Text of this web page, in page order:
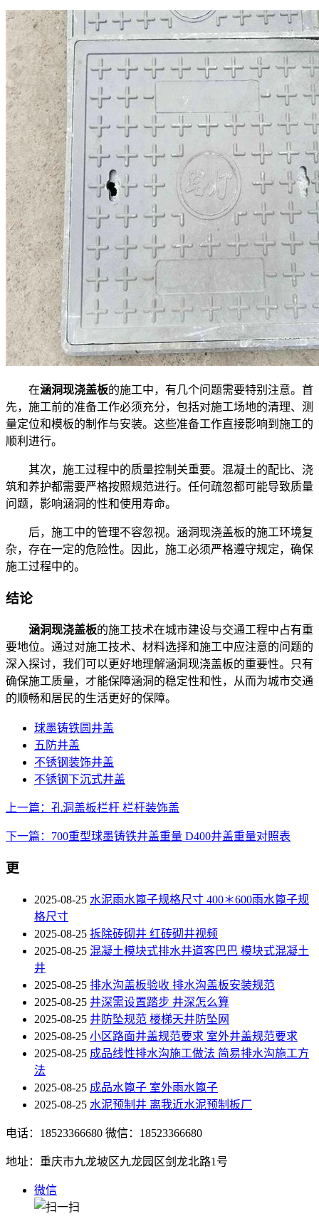
在涵洞现浇盖板的施工中，有几个问题需要特别注意。首
先，施工前的准备工作必须充分，包括对施工场地的清理、测
量定位和模板的制作与安装。这些准备工作直接影响到施工的
顺利进行。
其次，施工过程中的质量控制关重要。混凝土的配比、浇
筑和养护都需要严格按照规范进行。任何疏忽都可能导致质量
问题，影响涵洞的性和使用寿命。
后，施工中的管理不容忽视。涵洞现浇盖板的施工环境复
杂，存在一定的危险性。因此，施工必须严格遵守规定，确保
施工过程中的。
结论
涵洞现浇盖板的施工技术在城市建设与交通工程中占有重
要地位。通过对施工技术、材料选择和施工中应注意的问题的
深入探讨，我们可以更好地理解涵洞现浇盖板的重要性。只有
确保施工质量，才能保障涵洞的稳定性和性，从而为城市交通
的顺畅和居民的生活更好的保障。
球墨铸铁圆井盖
五防井盖
不锈钢装饰井盖
不锈钢下沉式井盖
上一篇：孔洞盖板栏杆 栏杆装饰盖
下一篇：700重型球墨铸铁井盖重量 D400井盖重量对照表
更
2025-08-25 水泥雨水篦子规格尺寸 400＊600雨水篦子规
格尺寸
2025-08-25 拆除砖砌井 红砖砌井视频
2025-08-25 混凝土模块式排水井道客巴巴 模块式混凝土
井
2025-08-25 排水沟盖板验收 排水沟盖板安装规范
2025-08-25 井深需设置踏步 井深怎么算
2025-08-25 井防坠规范 楼梯天井防坠网
2025-08-25 小区路面井盖规范要求 室外井盖规范要求
2025-08-25 成品线性排水沟施工做法 简易排水沟施工方
法
2025-08-25 成品水篦子 室外雨水篦子
2025-08-25 水泥预制井 离我近水泥预制板厂
电话：18523366680 微信：18523366680
地址：重庆市九龙坡区九龙园区剑龙北路1号
微信